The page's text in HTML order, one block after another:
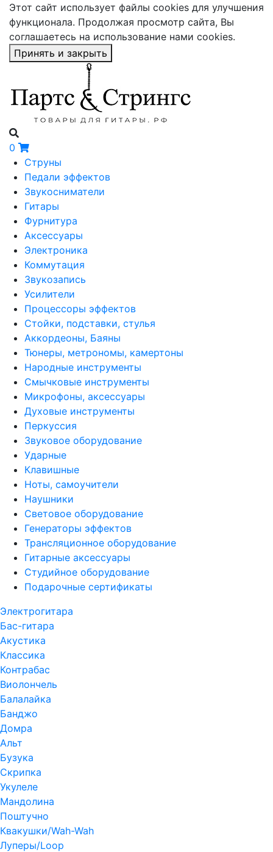
Этот сайт использует файлы cookies для улучшения
функционала. Продолжая просмотр сайта, Вы
соглашаетесь на использование нами cookies.
Принять и закрыть
0
Струны
Педали эффектов
Звукосниматели
Гитары
Фурнитура
Аксессуары
Электроника
Коммутация
Звукозапись
Усилители
Процессоры эффектов
Стойки, подставки, стулья
Аккордеоны, Баяны
Тюнеры, метрономы, камертоны
Народные инструменты
Смычковые инструменты
Микрофоны, аксессуары
Духовые инструменты
Перкуссия
Звуковое оборудование
Ударные
Клавишные
Ноты, самоучители
Наушники
Световое оборудование
Генераторы эффектов
Трансляционное оборудование
Гитарные аксессуары
Студийное оборудование
Подарочные сертификаты
Электрогитара
Бас-гитара
Акустика
Классика
Контрабас
Виолончель
Балалайка
Банджо
Домра
Альт
Бузука
Скрипка
Укулеле
Мандолина
Поштучно
Квакушки/Wah-Wah
Луперы/Loop